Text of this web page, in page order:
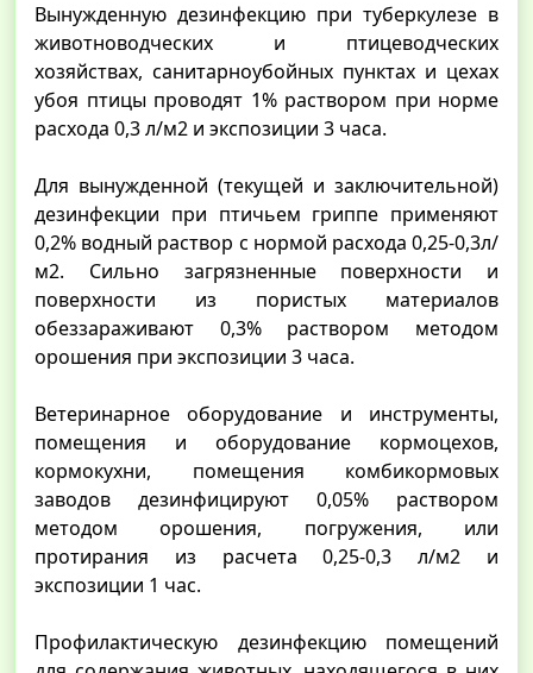
Вынужденную дезинфекцию при туберкулезе в
животноводческих и птицеводческих
хозяйствах, санитарноубойных пунктах и цехах
убоя птицы проводят 1% раствором при норме
расхода 0,3 л/м2 и экспозиции 3 часа.
Для вынужденной (текущей и заключительной)
дезинфекции при птичьем гриппе применяют
0,2% водный раствор с нормой расхода 0,25-0,3л/
м2. Сильно загрязненные поверхности и
поверхности из пористых материалов
обеззараживают 0,3% раствором методом
орошения при экспозиции 3 часа.
Ветеринарное оборудование и инструменты,
помещения и оборудование кормоцехов,
кормокухни, помещения комбикормовых
заводов дезинфицируют 0,05% раствором
методом орошения, погружения, или
протирания из расчета 0,25-0,3 л/м2 и
экспозиции 1 час.
Профилактическую дезинфекцию помещений